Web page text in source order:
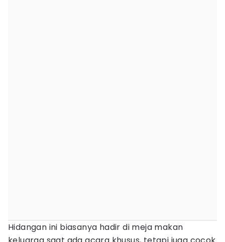
Hidangan ini biasanya hadir di meja makan